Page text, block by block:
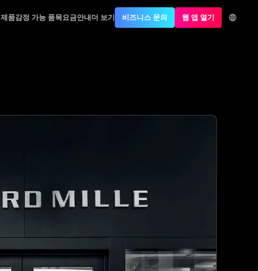
제품감정 가능 품목요금안내더 보기 비즈니스 문의 웹 앱 열기